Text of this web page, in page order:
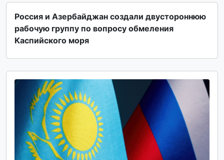
Россия и Азербайджан создали двустороннюю
рабочую группу по вопросу обмеления
Каспийского моря